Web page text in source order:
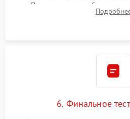
Программная калибровка
абсолютно черному телу для
6. Финальное